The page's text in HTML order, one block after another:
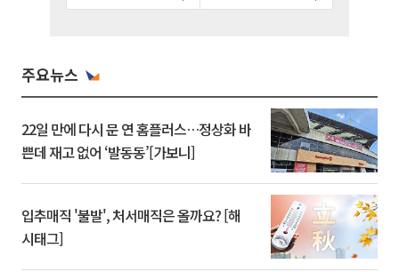
주요뉴스
22일 만에 다시 문 연 홈플러스…정상화 바
쁜데 재고 없어 ‘발동동’[가보니]
입추매직 '불발', 처서매직은 올까요? [해
시태그]